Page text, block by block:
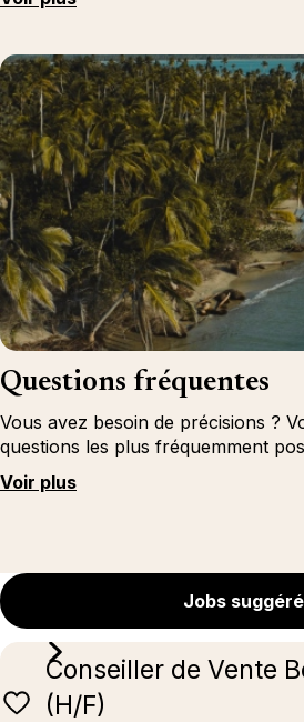
Questions fréquentes
Vous avez besoin de précisions ?
questions les plus fréquemment
Voir plus
Jobs
Conseiller de Vente
(H/F)